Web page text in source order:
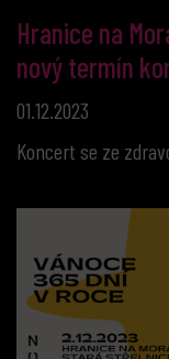
Hranice na
nový termín
01.12.2023
Koncert se ze